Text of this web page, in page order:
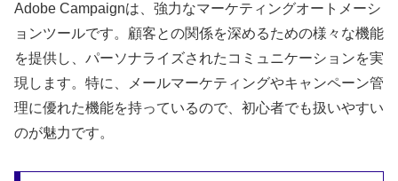
Adobe Campaignは、強力なマーケティングオートメーシ
ョンツールです。顧客との関係を深めるための様々な機能
を提供し、パーソナライズされたコミュニケーションを実
現します。特に、メールマーケティングやキャンペーン管
理に優れた機能を持っているので、初心者でも扱いやすい
のが魅力です。